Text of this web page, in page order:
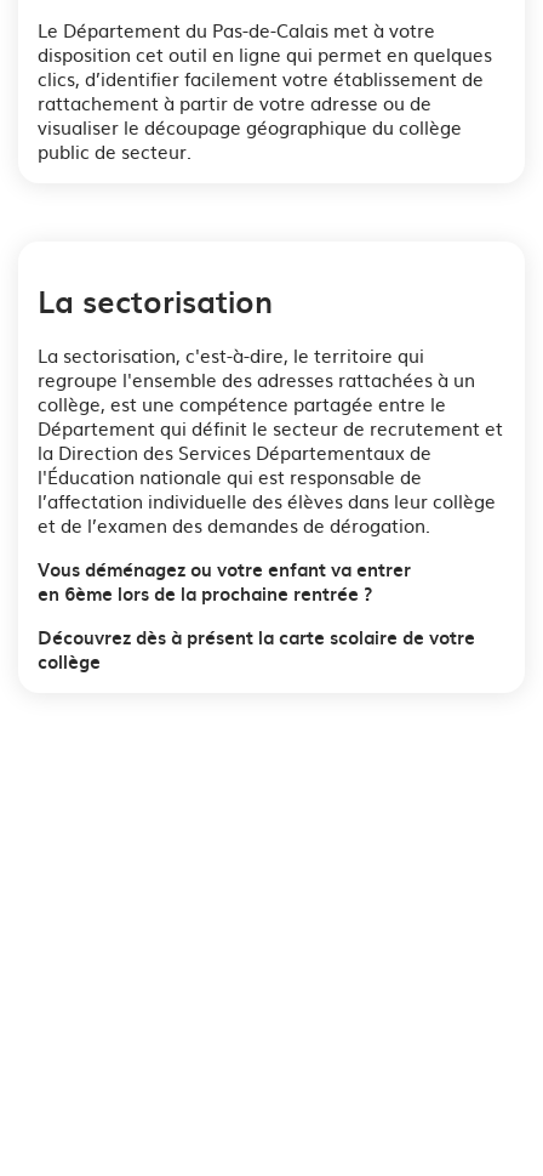
Le Département du Pas-de-Calais met à votre
disposition cet outil en ligne qui permet en quelques
clics, d’identifier facilement votre établissement de
rattachement à partir de votre adresse ou de
visualiser le découpage géographique du collège
public de secteur.
La sectorisation
La sectorisation, c'est-à-dire, le territoire qui
regroupe l'ensemble des adresses rattachées à un
collège, est une compétence partagée entre le
Département qui définit le secteur de recrutement et
la Direction des Services Départementaux de
l'Éducation nationale qui est responsable de
l’affectation individuelle des élèves dans leur collège
et de l’examen des demandes de dérogation.
Vous déménagez ou votre enfant va entrer
en 6ème lors de la prochaine rentrée ?
Découvrez dès à présent la carte scolaire de votre
collège